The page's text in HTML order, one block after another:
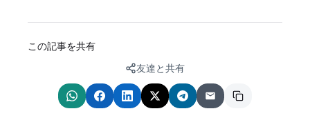
この記事を共有
友達と共有